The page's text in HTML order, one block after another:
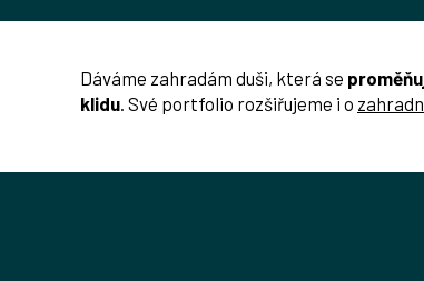
Dáváme zahradám duši, která se
klidu. Své portfolio rozšiřujeme i o